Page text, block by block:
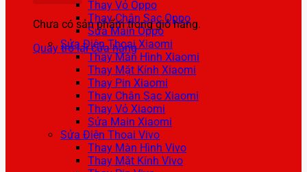
Chưa có sản phẩm trong giỏ hàng.
Quay trở lại cửa hàng
Thay Vỏ Oppo
Thay Chân Sạc Oppo
Sửa Main Oppo
Sửa Điện Thoại Xiaomi
Thay Màn Hình Xiaomi
Thay Mặt Kính Xiaomi
Thay Pin Xiaomi
Thay Chân Sạc Xiaomi
Thay Vỏ Xiaomi
Sửa Main Xiaomi
Sửa Điện Thoại Vivo
Thay Màn Hình Vivo
Thay Mặt Kính Vivo